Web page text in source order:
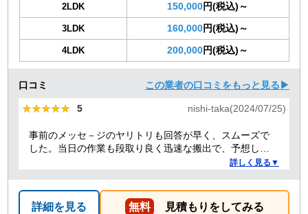
2LDK 150,000円(税込)～
3LDK 160,000円(税込)～
4LDK 200,000円(税込)～
口コミ この業者の口コミをもっと見る▶
★★★★★
★★★★★ 5 nishi-taka(2024/07/25)
事前のメッセ－ジのヤリトリも回答が早く、スムーズで
した。当日の作業も段取り良く迅速な搬出で、予想して
いた時間よりも短時間で完了。 事前打ち合わせ・当日作
したくなるような感想です。
詳しく見る▼
詳細を見る 無料 見積もりをしてみる